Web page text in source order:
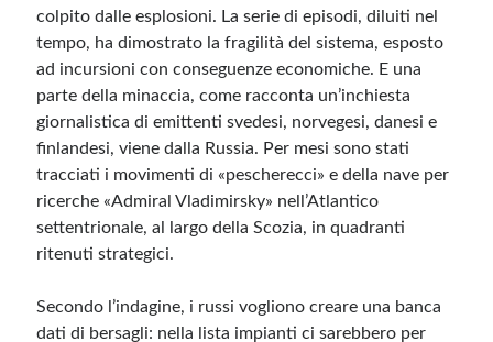
WordPress.org
colpito dalle esplosioni. La serie di episodi, diluiti nel
tempo, ha dimostrato la fragilità del sistema, esposto
ad incursioni con conseguenze economiche. E una
parte della minaccia, come racconta un’inchiesta
giornalistica di emittenti svedesi, norvegesi, danesi e
finlandesi, viene dalla Russia. Per mesi sono stati
tracciati i movimenti di «pescherecci» e della nave per
ricerche «Admiral Vladimirsky» nell’Atlantico
settentrionale, al largo della Scozia, in quadranti
ritenuti strategici.
Secondo l’indagine, i russi vogliono creare una banca
dati di bersagli: nella lista impianti ci sarebbero per